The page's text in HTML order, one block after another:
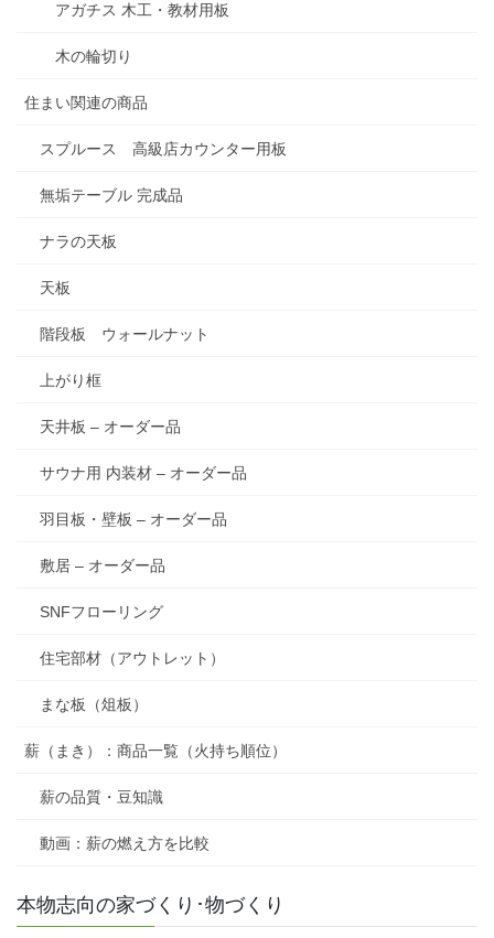
アガチス 木工・教材用板
木の輪切り
住まい関連の商品
スプルース 高級店カウンター用板
無垢テーブル 完成品
ナラの天板
天板
階段板 ウォールナット
上がり框
天井板 – オーダー品
サウナ用 内装材 – オーダー品
羽目板・壁板 – オーダー品
敷居 – オーダー品
SNFフローリング
住宅部材（アウトレット）
まな板（俎板）
薪（まき）：商品一覧（火持ち順位）
薪の品質・豆知識
動画：薪の燃え方を比較
本物志向の家づくり･物づくり